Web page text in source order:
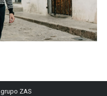
grupo ZAS